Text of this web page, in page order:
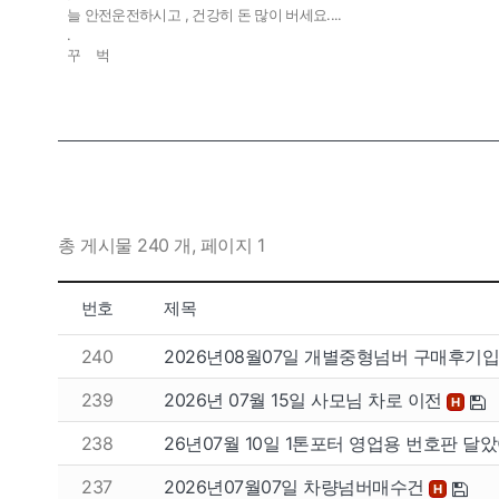
늘 안전운전하시고 , 건강히 돈 많이 버세요....
.
꾸 벅
총 게시물 240 개, 페이지 1
번호 제목
240
2026년08월07일 개별중형넘버 구매후기
239
2026년 07월 15일 사모님 차로 이전 H
238 26년07월 10일 1톤포터 영업용 번호판 달
237 2026년07월07일 차량넘버매수건 H